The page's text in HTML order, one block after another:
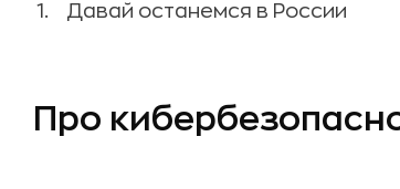
Давай останемся в России
Про